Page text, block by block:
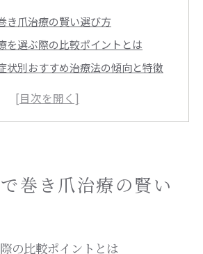
き爪治療の賢い選び方
を選ぶ際の比較ポイントとは
状別おすすめ治療法の傾向と特徴
施設選びで重視すべき基準を徹底解
場と治療法を徹底比較
にかかる費用相場と内訳の実態
費用の目安と選択肢の違いを解説
巻き爪治療の賢い
の比較ポイントとは